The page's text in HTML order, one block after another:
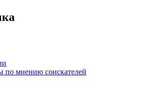
по мнению соискателей